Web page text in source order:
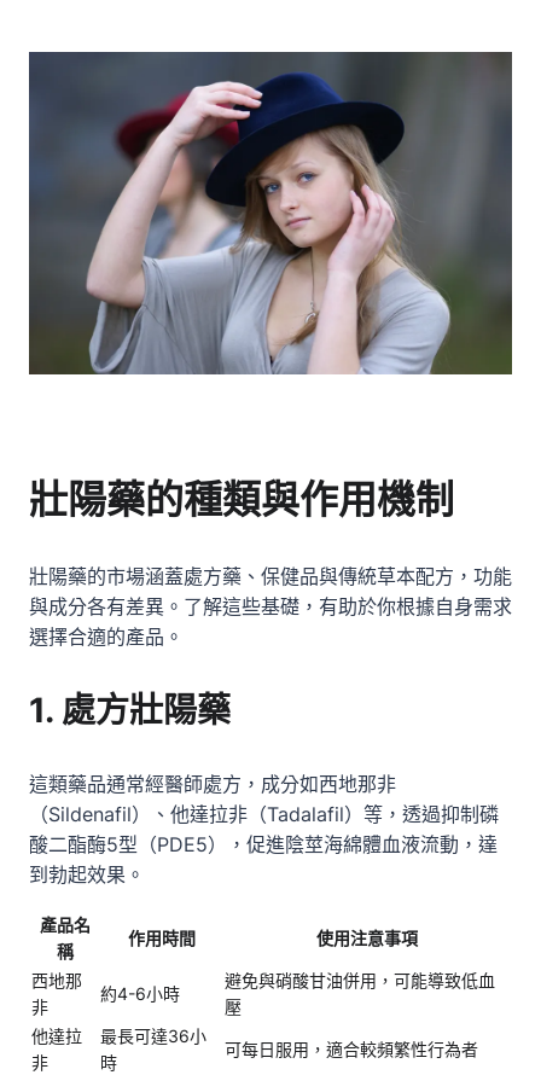
壯陽藥的種類與作用機制
壯陽藥的市場涵蓋處方藥、保健品與傳統草本配方，功能
與成分各有差異。了解這些基礎，有助於你根據自身需求
選擇合適的產品。
1. 處方壯陽藥
這類藥品通常經醫師處方，成分如西地那非
（Sildenafil）、他達拉非（Tadalafil）等，透過抑制磷
酸二酯酶5型（PDE5），促進陰莖海綿體血液流動，達
到勃起效果。
產品名
稱
作用時間 使用注意事項
西地那
非
約4-6小時
避免與硝酸甘油併用，可能導致低血
壓
他達拉
非
最長可達36小
時
可每日服用，適合較頻繁性行為者